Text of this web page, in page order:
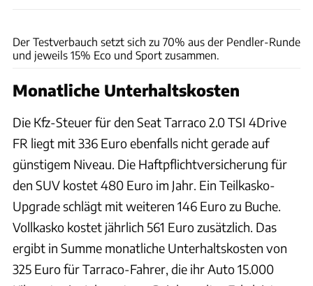
Der Testverbauch setzt sich zu 70% aus der Pendler-Runde
und jeweils 15% Eco und Sport zusammen.
Monatliche Unterhaltskosten
Die Kfz-Steuer für den Seat Tarraco 2.0 TSI 4Drive
FR liegt mit 336 Euro ebenfalls nicht gerade auf
günstigem Niveau. Die Haftpflichtversicherung für
den SUV kostet 480 Euro im Jahr. Ein Teilkasko-
Upgrade schlägt mit weiteren 146 Euro zu Buche.
Vollkasko kostet jährlich 561 Euro zusätzlich. Das
ergibt in Summe monatliche Unterhaltskosten von
325 Euro für Tarraco-Fahrer, die ihr Auto 15.000